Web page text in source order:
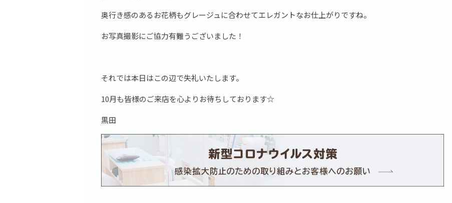
奥行き感のあるお花柄もグレージュに合わせてエレガントなお仕上がりですね。
お写真撮影にご協力有難うございました！
それでは本日はこの辺で失礼いたします。
10月も皆様のご来店を心よりお待ちしております☆
黒田